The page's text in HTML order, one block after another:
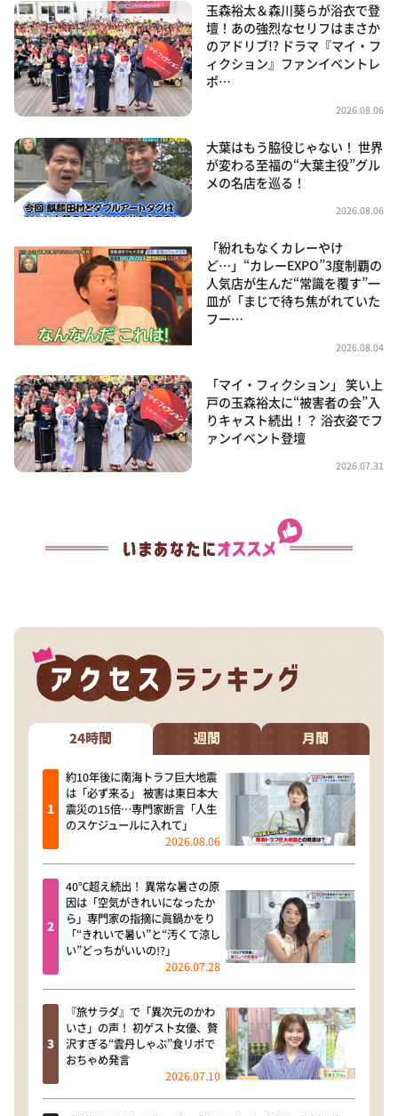
玉森裕太＆森川葵らが浴衣で登
壇！あの強烈なセリフはまさか
のアドリブ!? ドラマ『マイ・フ
ィクション』ファンイベントレ
ポ…
2026.08.06
大葉はもう脇役じゃない！ 世界
が変わる至福の“大葉主役”グル
メの名店を巡る！
2026.08.06
「紛れもなくカレーやけ
ど…」“カレーEXPO”3度制覇の
人気店が生んだ“常識を覆す”一
皿が「まじで待ち焦がれていた
フー…
2026.08.04
「マイ・フィクション」 笑い上
戸の玉森裕太に“被害者の会”入
りキャスト続出！？ 浴衣姿でフ
ァンイベント登壇
2026.07.31
24時間 週間 月間
約10年後に南海トラフ巨大地震
は「必ず来る」 被害は東日本大
震災の15倍…専門家断言「人生
のスケジュールに入れて」
2026.08.06
40℃超え続出！ 異常な暑さの原
因は「空気がきれいになったか
ら」専門家の指摘に眞鍋かをり
「“きれいで暑い”と“汚くて涼し
い”どっちがいいの!?」
2026.07.28
『旅サラダ』で「異次元のかわ
いさ」の声！ 初ゲスト女優、贅
沢すぎる“雲丹しゃぶ”食リポで
おちゃめ発言
2026.07.10